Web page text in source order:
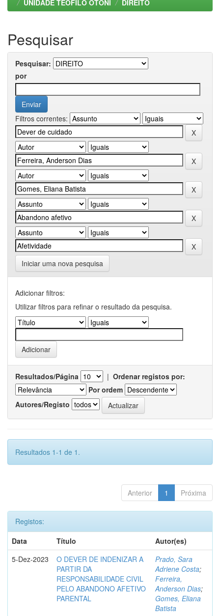
UNIDADE TEOFILO OTONI
DIREITO
Pesquisar
Pesquisar:
por
Filtros correntes:
Iniciar uma nova pesquisa
Adicionar filtros:
Utilizar filtros para refinar o resultado da pesquisa.
Resultados/Página | Ordenar registos por:
Por ordem
Autores/Registo
Resultados 1-1 de 1.
Anterior 1 Próxima
Registos:
Data
Título
Autor(es)
5-Dez-2023
O DEVER DE INDENIZAR A
PARTIR DA
RESPONSABILIDADE CIVIL
PELO ABANDONO AFETIVO
PARENTAL
Prado, Sara
Adriene Costa;
Ferreira,
Anderson Dias;
Gomes, Eliana
Batista